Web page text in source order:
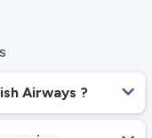
Airways ?